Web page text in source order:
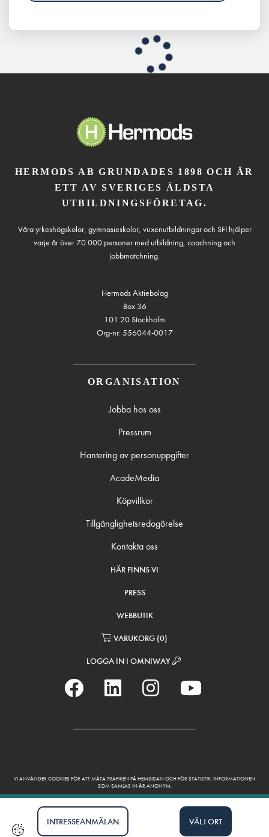
INTRESSEANMÄLAN VÄLJ ORT
HERMODS AB GRUNDADES 1898 OCH ÄR
ETT AV SVERIGES ÄLDSTA
UTBILDNINGSFÖRETAG.
Våra yrkeshögskolor, gymnasieskolor, vuxenutbildningar och SFI hjälper
varje år över 70 000 personer med utbildning, coachning och
jobbmatchning.
Hermods Aktiebolag
Box 36
101 20 Stockholm
Org-nr: 556044-0017
ORGANISATION
Jobba hos oss
Pressrum
Hantering av personuppgifter
AcadeMedia
Köpvillkor
Tillgänglighetsredogörelse
Kontakta oss
HÄR FINNS VI
PRESS
WEBBUTIK
VARUKORG (0)
LOGGA IN I OMNIWAY
VI ANVÄNDER COOKIES FÖR ATT MÄTA TRAFIKEN PÅ HEMSIDAN OCH FÖR STATISTIK. INFORMATIONEN
SOM SAMLAS IN ÄR ANONYM.